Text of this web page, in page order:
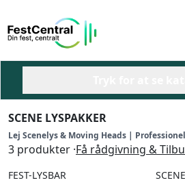
SCENE LYSPAKKER
Lej Scenelys & Moving Heads |
3 produkter ·Få rådgivning &
FEST-LYSBAR